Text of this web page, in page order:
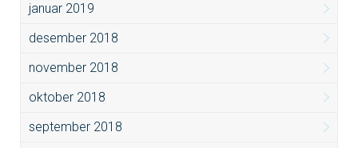
januar 2019
desember 2018
november 2018
oktober 2018
september 2018